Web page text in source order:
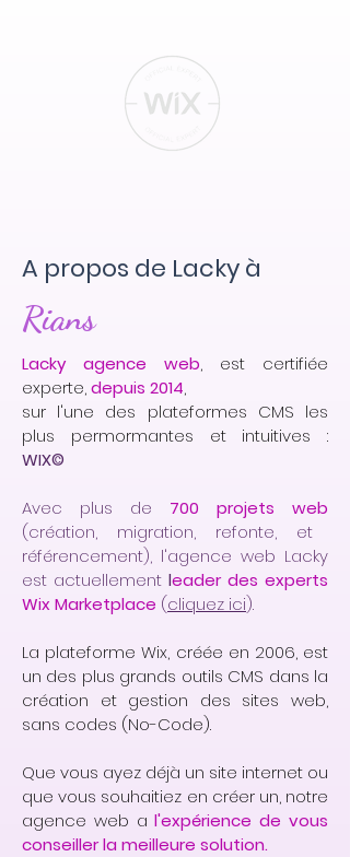
A propos de Lacky à
Rians
Lacky agence web, est certifiée
experte,depuis 2014,
sur l'une des plateformes CMS les
plus permormantes et intuitives :
WIX©
Avec plus de
700 projets web
(création, migration, refonte, et
référencement), l'agence web Lacky
est actuellement leader des experts
Wix Marketplace (cliquez ici).
La plateforme Wix, créée en 2006, est
un des plus grands outils CMS dans la
création et gestion des sites web,
sans codes (No-Code).
Que vous ayez déjà un site internet ou
que vous souhaitiez en créer un, notre
agence web al'expérience de vous
conseiller la meilleure solution.